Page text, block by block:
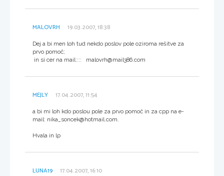
MALOVRH 19.03.2007, 18:38
Dej a bi men loh tud nekdo poslov pole oziroma rešitve za
prvo pomoč;
in si cer na mail:::: malovrh@mail386.com
MEJLY 17.04.2007, 11:54
a bi mi loh kdo poslou pole za prvo pomoč in za cpp na e-
mail: nika_soncek@hotmail.com.
Hvala in lp
LUNA19 17.04.2007, 16:10